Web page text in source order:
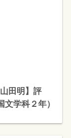
田明】評
学科２年）